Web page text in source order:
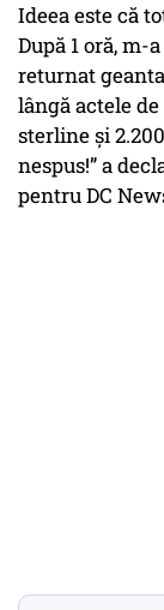
Ideea este că
După 1 oră,
returnat
lângă actele
sterline și
nespus!” a
pentru DC